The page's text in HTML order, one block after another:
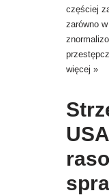
częściej
zarówno
więcej »